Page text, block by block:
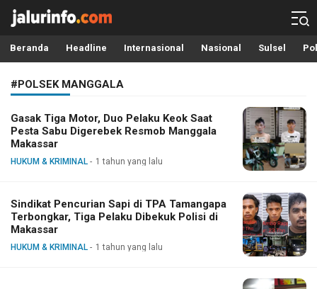
Info Terbaru, Berita Terkini Hari Ini, Jalurinfo.com
Terkini, Akurat dan Terpercaya
Beranda Headline Internasional Nasional Sulsel
#POLSEK MANGGALA
Gasak Tiga Motor, Duo Pelaku Keok Saat
Pesta Sabu Digerebek Resmob Manggala
Makassar
HUKUM & KRIMINAL 1 tahun yang lalu
Sindikat Pencurian Sapi di TPA Tamangapa
Terbongkar, Tiga Pelaku Dibekuk Polisi di
Makassar
HUKUM & KRIMINAL 1 tahun yang lalu